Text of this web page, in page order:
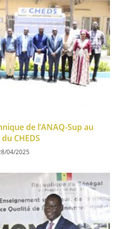
de l’ANAQ-Sup au
CHEDS
04/2025